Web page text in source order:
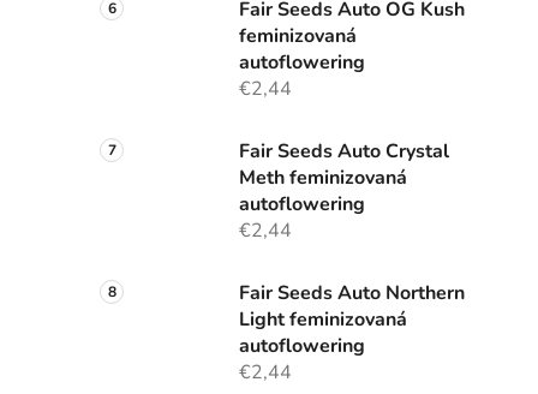
Fair Seeds Auto OG Kush
feminizovaná
autoflowering
€2,44
Fair Seeds Auto Crystal
Meth feminizovaná
autoflowering
€2,44
Fair Seeds Auto Northern
Light feminizovaná
autoflowering
€2,44